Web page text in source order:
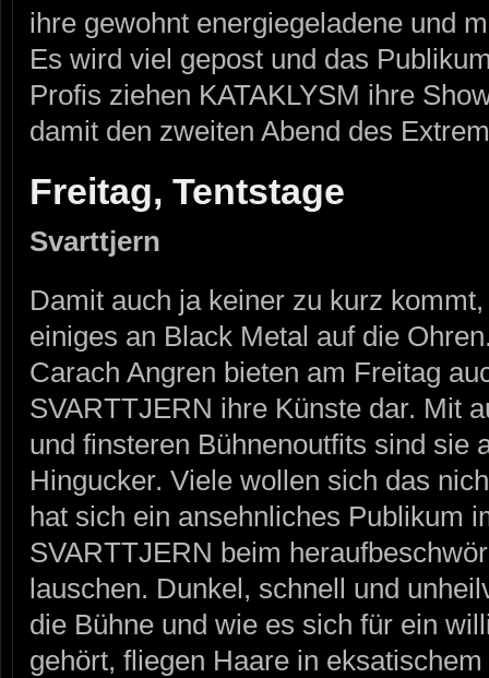
ihre gewohnt energiegeladene und
Es wird viel gepost und das
Profis ziehen KATAKLYSM ihre
damit den zweiten Abend des
Freitag, Tentstage
Svarttjern
Damit auch ja keiner zu kurz
einiges an Black Metal auf die
Carach Angren bieten am Freitag
SVARTTJERN ihre Künste dar. Mit
und finsteren Bühnenoutfits sind sie
Hingucker. Viele wollen sich das
hat sich ein ansehnliches Publikum
SVARTTJERN beim
lauschen. Dunkel, schnell und
die Bühne und wie es sich für ein
gehört, fliegen Haare in